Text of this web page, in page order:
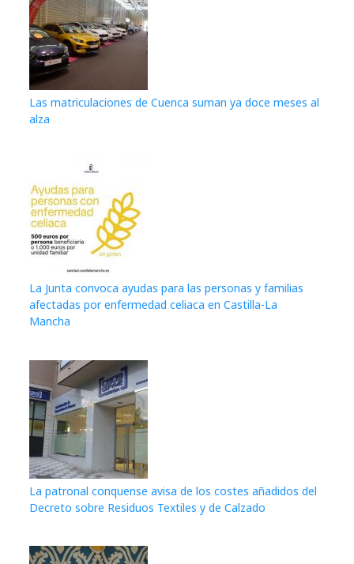
Las matriculaciones de Cuenca suman ya doce meses al
alza
La Junta convoca ayudas para las personas y familias
afectadas por enfermedad celiaca en Castilla-La
Mancha
La patronal conquense avisa de los costes añadidos del
Decreto sobre Residuos Textiles y de Calzado